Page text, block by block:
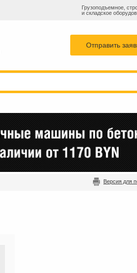
768-82-73 sales@b-k-
Грузоподъемное,
и складское
Отправить
Версия для